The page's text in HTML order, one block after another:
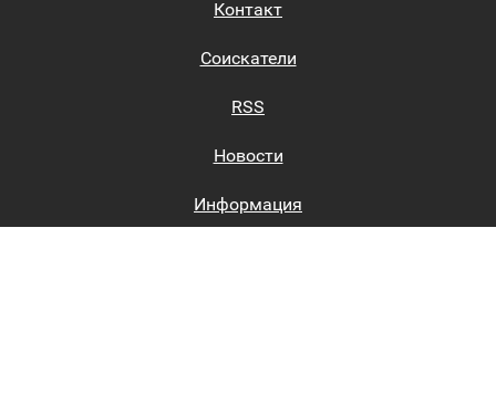
Контакт
Соискатели
RSS
Новости
Информация